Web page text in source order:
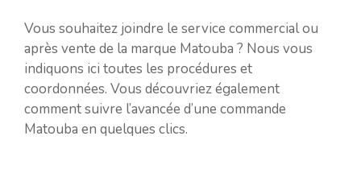
Vous souhaitez joindre le service commercial ou
après vente de la marque Matouba ? Nous vous
indiquons ici toutes les procédures et
coordonnées. Vous découvriez également
comment suivre l’avancée d’une commande
Matouba en quelques clics.